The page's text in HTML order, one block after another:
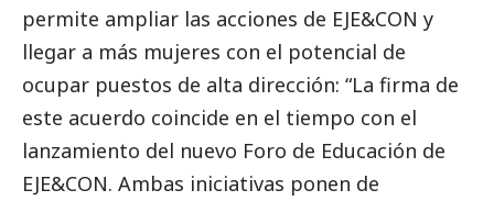
permite ampliar las acciones de EJE&CON y
llegar a más mujeres con el potencial de
ocupar puestos de alta dirección: “La firma de
este acuerdo coincide en el tiempo con el
lanzamiento del nuevo Foro de Educación de
EJE&CON. Ambas iniciativas ponen de